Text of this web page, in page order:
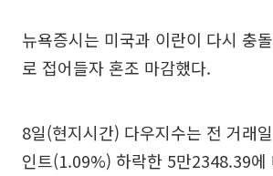
뉴욕증시는 미국과 이란이 다시 충
로 접어들자 혼조 마감했다.
8일(현지시간) 다우지수는 전 거래
인트(1.09%) 하락한 5만2348.39에